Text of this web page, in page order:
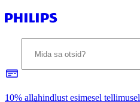
10% allahindlust esimesel tellimusel